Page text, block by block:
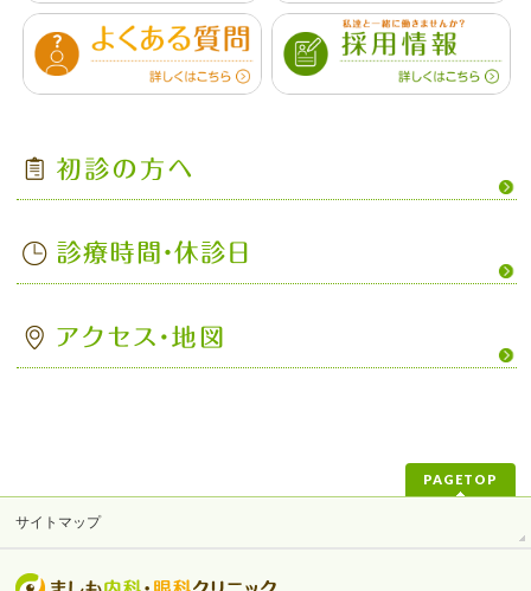
PAGETOP
サイトマップ